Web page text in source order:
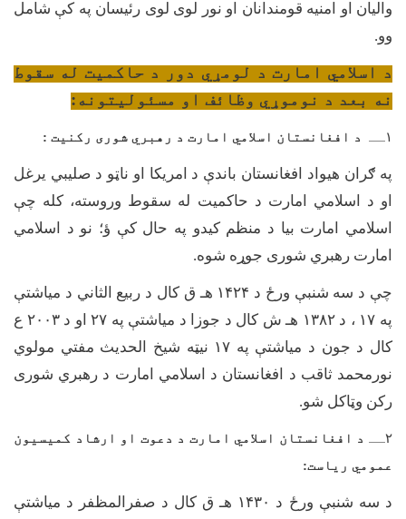
والیان او امنیه قومندانان او نور لوی لوی رئیسان په کې شامل
وو.
د اسلامي امارت د لومړي دور د حاکميت له سقوط
نه بعد د نوموړي وظائف او مسئوليتونه:
۱ــ د افغانستان اسلامي امارت د رهبري شوری رکنيت :
په ګران هیواد افغانستان باندې د امریکا او ناټو د صلیبي یرغل
او د اسلامي امارت د حاکمیت له سقوط وروسته، کله چې
اسلامي امارت بیا د منظم کیدو په حال کې ؤ؛ نو د اسلامي
امارت رهبري شوری جوړه شوه.
چې د سه شنبې ورځ د ۱۴۲۴ هـ ق کال د ربیع الثاني د میاشتې
په ۱۷ ، د ۱۳۸۲ هـ ش کال د جوزا د میاشتې په ۲۷ او د ۲۰۰۳ ع
کال د جون د میاشتې په ۱۷ نیټه شیخ الحدیث مفتي مولوي
نورمحمد ثاقب د افغانستان د اسلامي امارت د رهبري شوری
رکن وټاکل شو.
۲ــ د افغانستان اسلامي امارت د دعوت او ارشاد کميسيون
عمومي رياست:
د سه شنبې ورځ د ۱۴۳۰ هـ ق کال د صفرالمظفر د میاشتې